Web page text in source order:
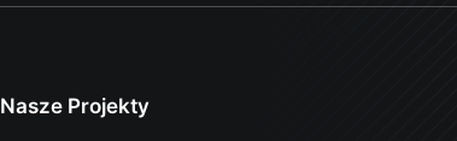
Nasze Projekty